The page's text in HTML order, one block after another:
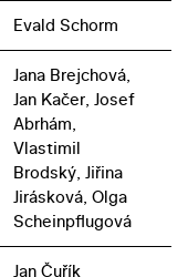
Evald Schorm
Jana Brejchová,
Jan Kačer, Josef
Abrhám,
Vlastimil
Brodský, Jiřina
Jirásková, Olga
Scheinpflugová
Jan Čuřík